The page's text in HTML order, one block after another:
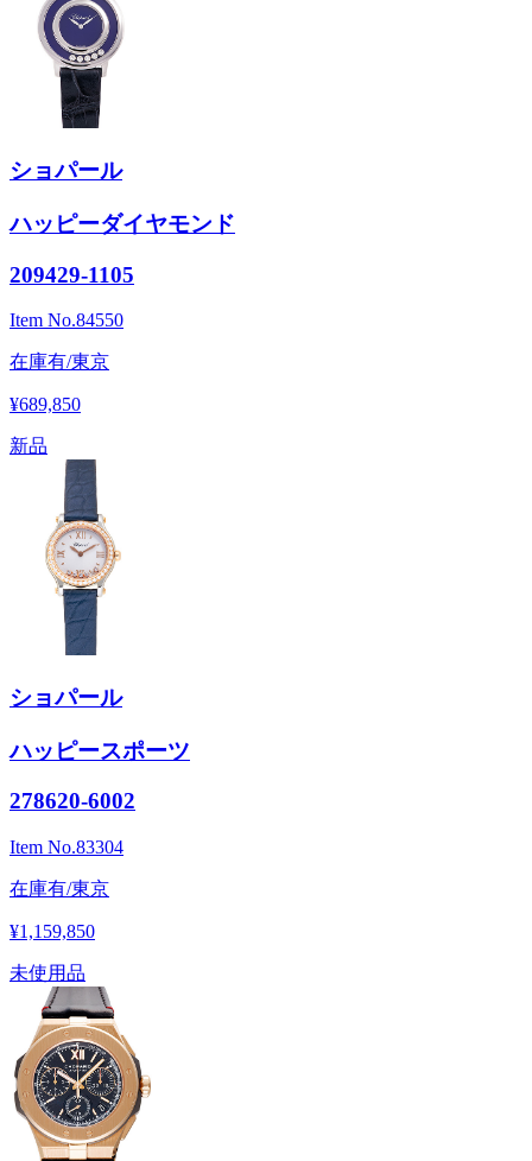
ショパール
ハッピーダイヤモンド
209429-1105
Item No.84550
在庫有/東京
¥689,850
新品
ショパール
ハッピースポーツ
278620-6002
Item No.83304
在庫有/東京
¥1,159,850
未使用品